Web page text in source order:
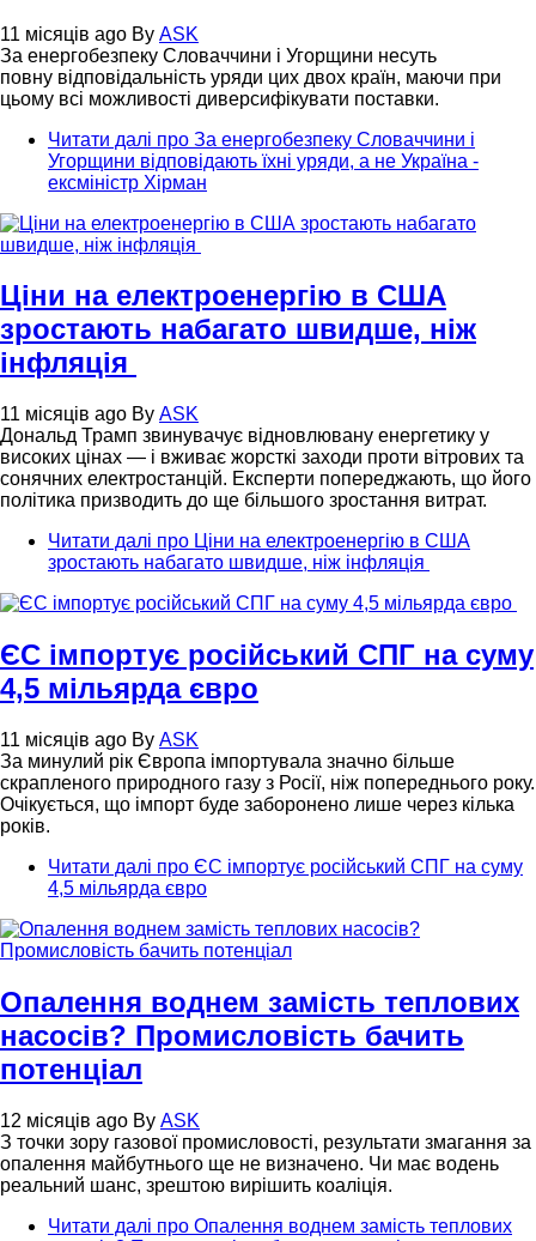
11 місяців ago By ASK
За енергобезпеку Словаччини і Угорщини несуть
повну відповідальність уряди цих двох країн, маючи при
цьому всі можливості диверсифікувати поставки.
Читати далі про За енергобезпеку Словаччини і
Угорщини відповідають їхні уряди, а не Україна -
ексміністр Хірман
Ціни на електроенергію в США
зростають набагато швидше, ніж
інфляція
11 місяців ago By ASK
Дональд Трамп звинувачує відновлювану енергетику у
високих цінах — і вживає жорсткі заходи проти вітрових та
сонячних електростанцій. Експерти попереджають, що його
політика призводить до ще більшого зростання витрат.
Читати далі про Ціни на електроенергію в США
зростають набагато швидше, ніж інфляція
ЄС імпортує російський СПГ на суму
4,5 мільярда євро
11 місяців ago By ASK
За минулий рік Європа імпортувала значно більше
скрапленого природного газу з Росії, ніж попереднього року.
Очікується, що імпорт буде заборонено лише через кілька
років.
Читати далі про ЄС імпортує російський СПГ на суму
4,5 мільярда євро
Опалення воднем замість теплових
насосів? Промисловість бачить
потенціал
12 місяців ago By ASK
З точки зору газової промисловості, результати змагання за
опалення майбутнього ще не визначено. Чи має водень
реальний шанс, зрештою вирішить коаліція.
Читати далі про Опалення воднем замість теплових